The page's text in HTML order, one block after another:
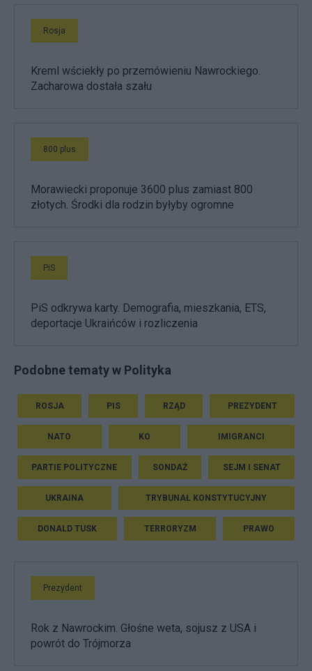
Rosja
Kreml wściekły po przemówieniu Nawrockiego.
Zacharowa dostała szału
800 plus
Morawiecki proponuje 3600 plus zamiast 800
złotych. Środki dla rodzin byłyby ogromne
PiS
PiS odkrywa karty. Demografia, mieszkania, ETS,
deportacje Ukraińców i rozliczenia
Podobne tematy w Polityka
ROSJA PIS RZĄD PREZYDENT
NATO KO IMIGRANCI
PARTIE POLITYCZNE SONDAŻ SEJM I SENAT
UKRAINA TRYBUNAŁ KONSTYTUCYJNY
DONALD TUSK TERRORYZM PRAWO
Prezydent
Rok z Nawrockim. Głośne weta, sojusz z USA i
powrót do Trójmorza